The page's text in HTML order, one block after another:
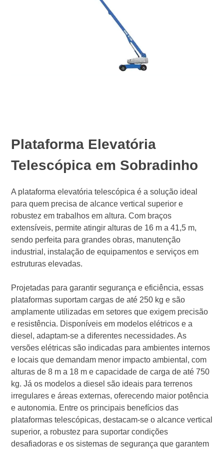
Plataforma Elevatória
Telescópica em Sobradinho
A plataforma elevatória telescópica é a solução ideal
para quem precisa de alcance vertical superior e
robustez em trabalhos em altura. Com braços
extensíveis, permite atingir alturas de 16 m a 41,5 m,
sendo perfeita para grandes obras, manutenção
industrial, instalação de equipamentos e serviços em
estruturas elevadas.
Projetadas para garantir segurança e eficiência, essas
plataformas suportam cargas de até 250 kg e são
amplamente utilizadas em setores que exigem precisão
e resistência. Disponíveis em modelos elétricos e a
diesel, adaptam-se a diferentes necessidades. As
versões elétricas são indicadas para ambientes internos
e locais que demandam menor impacto ambiental, com
alturas de 8 m a 18 m e capacidade de carga de até 750
kg. Já os modelos a diesel são ideais para terrenos
irregulares e áreas externas, oferecendo maior potência
e autonomia. Entre os principais benefícios das
plataformas telescópicas, destacam-se o alcance vertical
superior, a robustez para suportar condições
desafiadoras e os sistemas de segurança que garantem